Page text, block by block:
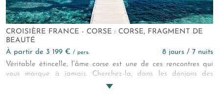
CROISIÈRE FRANCE - CORSE : CORSE, FRAGMENT DE
BEAUTÉ
à partir de 3 199 € / pers.
8 jours / 7 nuits
Véritable étincelle, l’âme corse est une de ces rencontres qui
vous marque à jamais. Cherchez-la, dans les donjons des
citadelles, ou au pied des bruyères du maquis. Quand vous